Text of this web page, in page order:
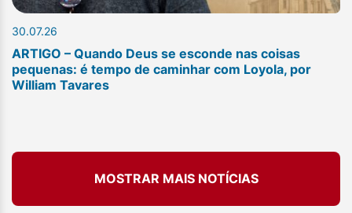
30.07.26
ARTIGO – Quando Deus se esconde nas coisas
pequenas: é tempo de caminhar com Loyola, por
William Tavares
MOSTRAR MAIS NOTÍCIAS